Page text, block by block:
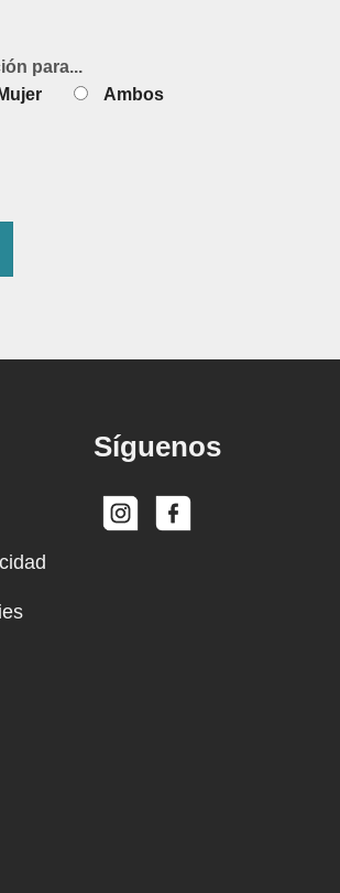
para...
Mujer Ambos
Síguenos